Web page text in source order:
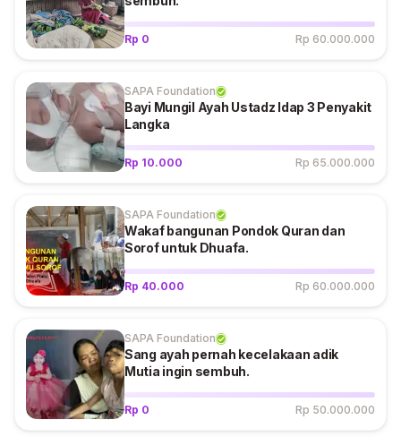
Rp 0 Rp 60.000.000
SAPA Foundation
Bayi Mungil Ayah Ustadz Idap 3 Penyakit
Langka
Rp 10.000 Rp 65.000.000
SAPA Foundation
Wakaf bangunan Pondok Quran dan
Sorof untuk Dhuafa.
Rp 40.000 Rp 60.000.000
SAPA Foundation
Sang ayah pernah kecelakaan adik
Mutia ingin sembuh.
Rp 0 Rp 50.000.000